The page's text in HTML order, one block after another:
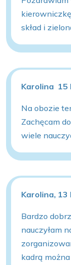
skład i
Karolina 15
Na obozie
Zachęcam
wiele
Karolina, 13
Bardzo
nauczyłam
kadrą